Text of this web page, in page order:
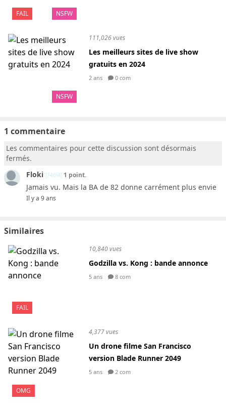
FAIL NSFW
NSFW
111,026 vues
Les meilleurs sites de live show
gratuits en 2024
2 ans 0 com
1 commentaire
Les commentaires pour cette discussion sont désormais
fermés.
Floki [740!4] 1 point.
Jamais vu. Mais la BA de 82 donne carrément plus envie
Il y a 9 ans
Similaires
FAIL
10,840 vues
Godzilla vs. Kong : bande annonce
5 ans 8 com
OMG
4,377 vues
Un drone filme San Francisco
version Blade Runner 2049
5 ans 2 com